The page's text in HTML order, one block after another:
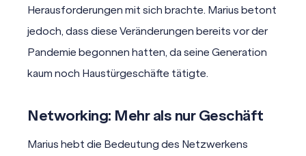
Herausforderungen mit sich brachte. Marius betont
jedoch, dass diese Veränderungen bereits vor der
Pandemie begonnen hatten, da seine Generation
kaum noch Haustürgeschäfte tätigte.
Networking: Mehr als nur Geschäft
Marius hebt die Bedeutung des Netzwerkens